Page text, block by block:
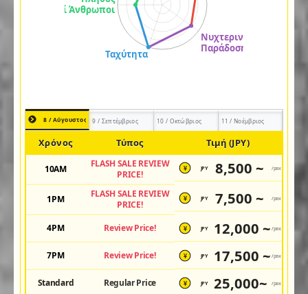
8 / Αύγουστος 9 / Σεπτέμβριος 10 / Οκτώβριος 11 / Νοέμβριος
Χρόνος Τύπος Τιμή (JPY)
10AM
FLASH SALE REVIEW
PRICE!
¥ JPY 8,500 ~ /pax
1PM
FLASH SALE REVIEW
PRICE!
¥ JPY 7,500 ~ /pax
4PM Review Price! ¥ JPY 12,000 ~ /pax
7PM Review Price! ¥ JPY 17,500 ~ /pax
Standard Regular Price ¥ JPY 25,000~ /pax